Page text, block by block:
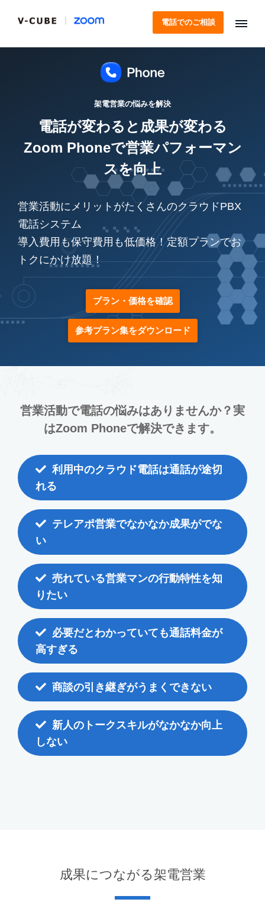
電話でのご相談
架電営業の悩みを解決
電話が変わると成果が変わる
Zoom Phoneで営業パフォーマン
スを向上
営業活動にメリットがたくさんのクラウドPBX
電話システム
導入費用も保守費用も低価格！定額プランでお
トクにかけ放題！
プラン・価格を確認
参考プラン集をダウンロード
営業活動で電話の悩みはありませんか？実
はZoom Phoneで解決できます。
利用中のクラウド電話は通話が途切
れる
テレアポ営業でなかなか成果がでな
い
売れている営業マンの行動特性を知
りたい
必要だとわかっていても通話料金が
高すぎる
商談の引き継ぎがうまくできない
新人のトークスキルがなかなか向上
しない
成果につながる架電営業